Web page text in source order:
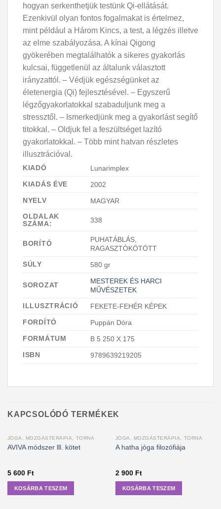
hogyan serkenthetjük testünk Qi-ellátását.
Ezenkivül olyan fontos fogalmakat is értelmez,
mint például a Három Kincs, a test, a légzés illetve
az elme szabályozása. A kínai Qigong
gyökerében megtalálhatók a sikeres gyakorlás
kulcsai, függetlenül az általunk választott
irányzattól. – Védjük egészségünket az
életenergia (Qi) fejlesztésével. – Egyszerű
légzőgyakorlatokkal szabaduljunk meg a
stressztől. – Ismerkedjünk meg a gyakorlást segítő
titokkal. – Oldjuk fel a feszültséget lazító
gyakorlatokkal. – Több mint hatvan részletes
illusztrációval.
KIADÓ
Lunarimplex
KIADÁS ÉVE
2002
NYELV
MAGYAR
OLDALAK
SZÁMA:
338
BORÍTÓ
PUHATÁBLÁS,
RAGASZTÓKÖTÖTT
SÚLY
580 gr
SOROZAT
MESTEREK ÉS HARCI
MŰVÉSZETEK
ILLUSZTRÁCIÓ
FEKETE-FEHÉR KÉPEK
FORDÍTÓ
Puppán Dóra
FORMÁTUM
B 5 250 X 175
ISBN
9789639219205
KAPCSOLÓDÓ TERMÉKEK
JÓGA, MOZGÁSTERÁPIA, TORNA
AVIVA módszer lll. kötet
5 600 Ft
KOSÁRBA TESZEM
JÓGA, MOZGÁSTERÁPIA, TORNA
A hatha jóga filozófiája
2 900 Ft
KOSÁRBA TESZEM